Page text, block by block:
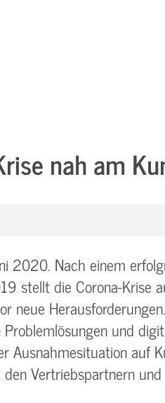
nah am
2020. Nach einem
stellt die Corona-Krise
neue
und
Ausnahmesituation auf
Vertriebspartnern